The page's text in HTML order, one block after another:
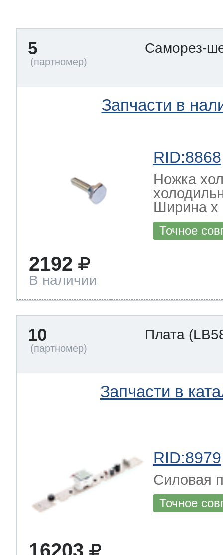
5 Саморез-
Запчасти в
RID:8868
Ножка
Ширина х
Точное
2192
В наличии
10 Плата
Запчасти в
RID:8979
Силовая
Точное
16203